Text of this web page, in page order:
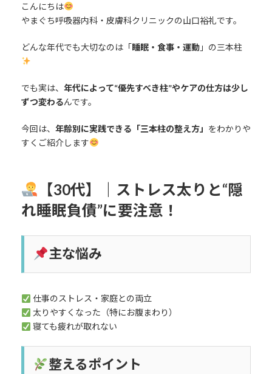
こんにちは
やまぐち呼吸器内科・皮膚科クリニックの山口裕礼です。
どんな年代でも大切なのは「睡眠・食事・運動」の三本柱
でも実は、 年代によって“優先すべき柱”やケアの仕方は少し
ずつ変わるんです。
今回は、 年齢別に実践できる「三本柱の整え方」 をわかりや
すくご紹介します
【30代】｜ストレス太りと“隠
れ睡眠負債”に要注意！
主な悩み
仕事のストレス・家庭との両立
太りやすくなった（特にお腹まわり）
寝ても疲れが取れない
整えるポイント